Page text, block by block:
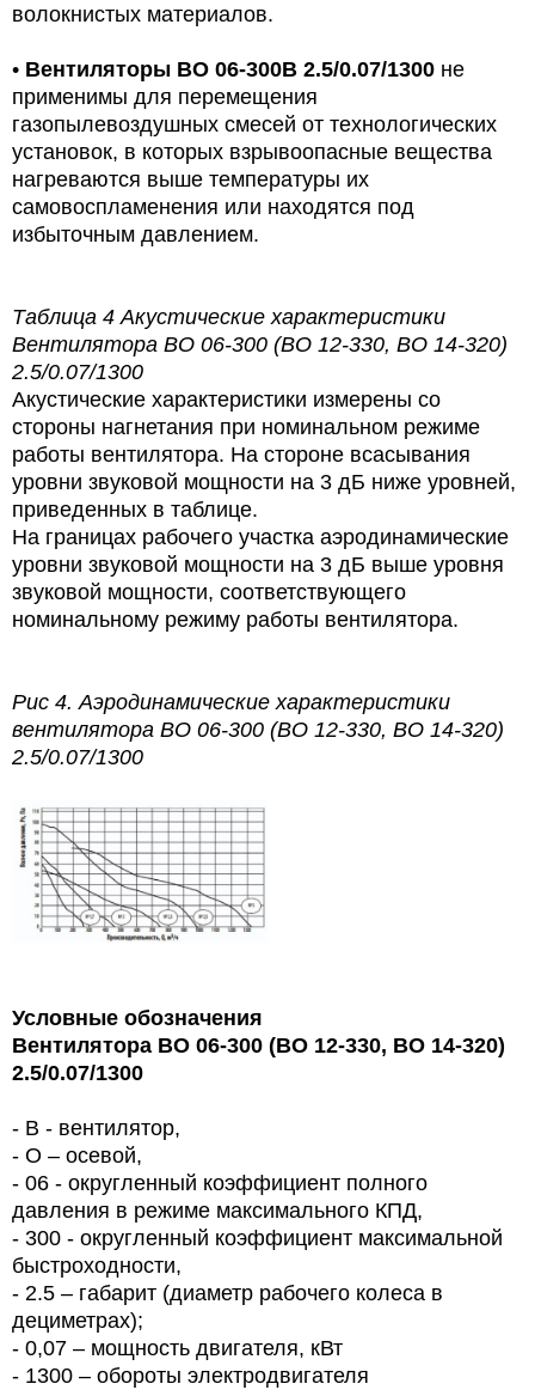
волокнистых материалов.
• Вентиляторы ВО 06-300В 2.5/0.07/1300 не
применимы для перемещения
газопылевоздушных смесей от технологических
установок, в которых взрывоопасные вещества
нагреваются выше температуры их
самовоспламенения или находятся под
избыточным давлением.
Таблица 4 Акустические характеристики
Вентилятора ВО 06-300 (ВО 12-330, ВО 14-320)
2.5/0.07/1300
Акустические характеристики измерены со
стороны нагнетания при номинальном режиме
работы вентилятора. На стороне всасывания
уровни звуковой мощности на 3 дБ ниже уровней,
приведенных в таблице.
На границах рабочего участка аэродинамические
уровни звуковой мощности на 3 дБ выше уровня
звуковой мощности, соответствующего
номинальному режиму работы вентилятора.
Рис 4. Аэродинамические характеристики
вентилятора ВО 06-300 (ВО 12-330, ВО 14-320)
2.5/0.07/1300
Условные обозначения
Вентилятора ВО 06-300 (ВО 12-330, ВО 14-320)
2.5/0.07/1300
- В - вентилятор,
- О – осевой,
- 06 - округленный коэффициент полного
давления в режиме максимального КПД,
- 300 - округленный коэффициент максимальной
быстроходности,
- 2.5 – габарит (диаметр рабочего колеса в
дециметрах);
- 0,07 – мощность двигателя, кВт
- 1300 – обороты электродвигателя